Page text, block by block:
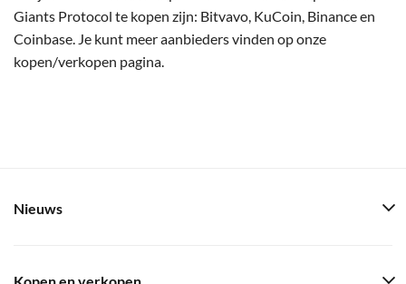
Giants Protocol te kopen zijn: Bitvavo, KuCoin, Binance en
Coinbase. Je kunt meer aanbieders vinden op onze
kopen/verkopen pagina.
Nieuws